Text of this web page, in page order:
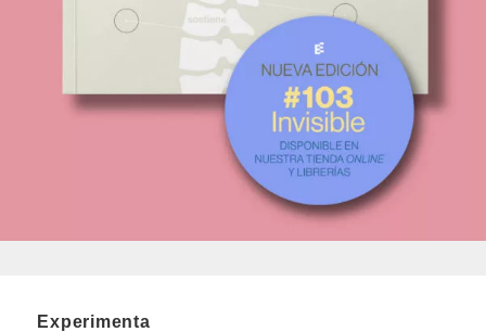
Experimenta